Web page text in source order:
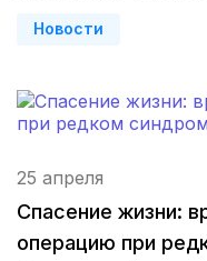
Новости
25 апреля
Спасение жизни:
операцию при
Калининград
Владимир(3
Рязань
Орел(3